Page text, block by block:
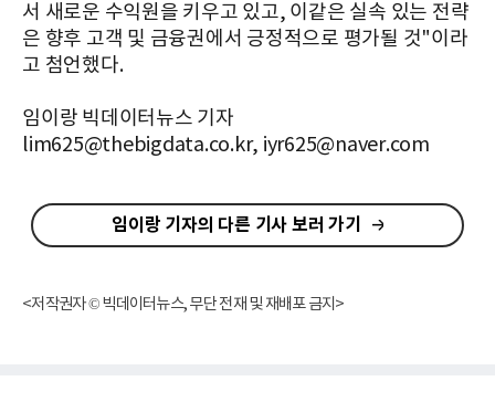
서 새로운 수익원을 키우고 있고, 이같은 실속 있는 전략
은 향후 고객 및 금융권에서 긍정적으로 평가될 것"이라
고 첨언했다.
임이랑 빅데이터뉴스 기자
lim625@thebigdata.co.kr, iyr625@naver.com
임이랑 기자의 다른 기사 보러 가기
<저작권자 © 빅데이터뉴스, 무단 전재 및 재배포 금지>